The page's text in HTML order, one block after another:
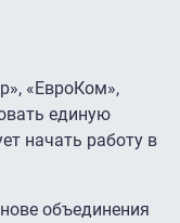
«ЕвроКом»,
единую
начать работу в
объединения